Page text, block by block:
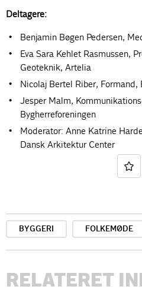
Deltagere:
Benjamin Bøgen Pedersen,
Eva Sara Kehlet Rasmussen,
Geoteknik, Artelia
Nicolaj Bertel Riber,
Jesper Malm,
Bygherreforeningen
Moderator: Anne Katrine
Dansk Arkitektur Center
BYGGERI FOLKEMØDE
RELATERET